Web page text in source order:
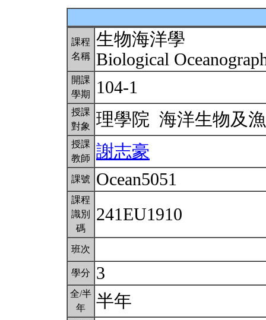
課程
名稱
生物海洋學
Biological
開課
學期
104-1
授課
對象
理學院 海洋生物及
授課
教師
謝志豪
課號 Ocean5051
課程
識別
碼
241EU1910
班次
學分 3
全/半
年
半年